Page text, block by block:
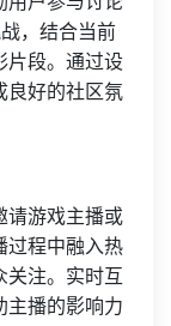
，结合当前
片段。通过设
良好的社区氛
请游戏主播或
过程中融入热
关注。实时互
主播的影响力